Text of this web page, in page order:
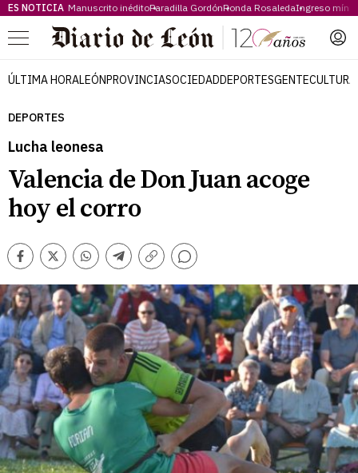
ES NOTICIA Manuscrito inéditoParadilla GordónRonda RosaledaIngreso
Menú
ÚLTIMA HORALEÓNPROVINCIASOCIEDADDEPORTESGENTECULTURA
DEPORTES
Lucha leonesa
Valencia de Don Juan acoge
hoy el corro
Facebook
TwitterWhatsappTelegram
Copiar
Comentarios